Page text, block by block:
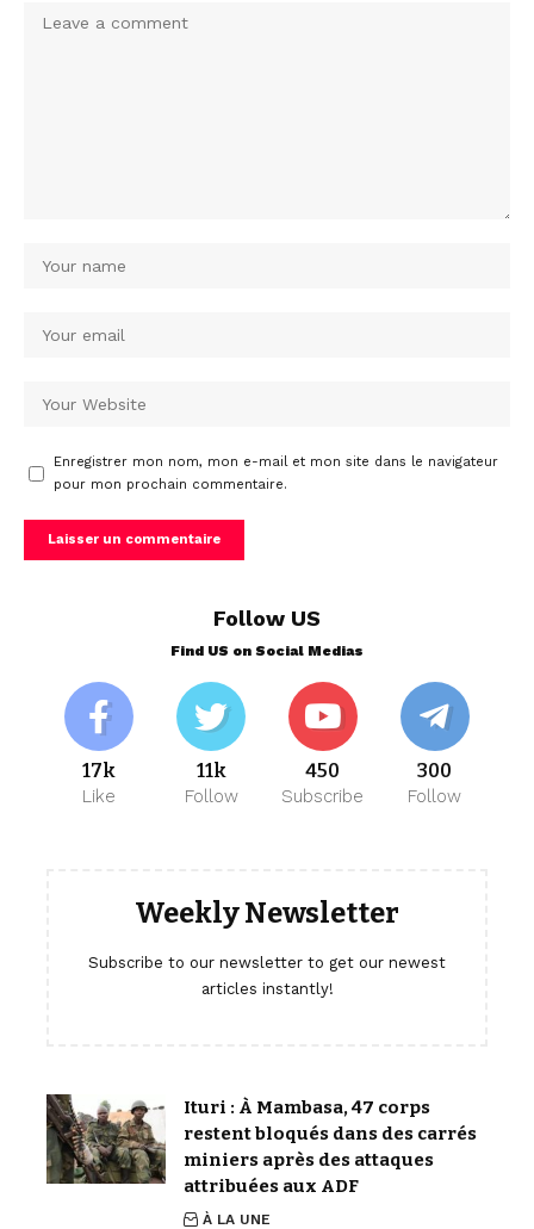
Enregistrer mon nom, mon e-mail et mon site dans le navigateur
pour mon prochain commentaire.
Follow US
Find US on Social Medias
17k
Like
11k
Follow
450
Subscribe
300
Follow
Weekly Newsletter
Subscribe to our newsletter to get our newest
articles instantly!
Ituri : À Mambasa, 47 corps
restent bloqués dans des carrés
miniers après des attaques
attribuées aux ADF
À LA UNE